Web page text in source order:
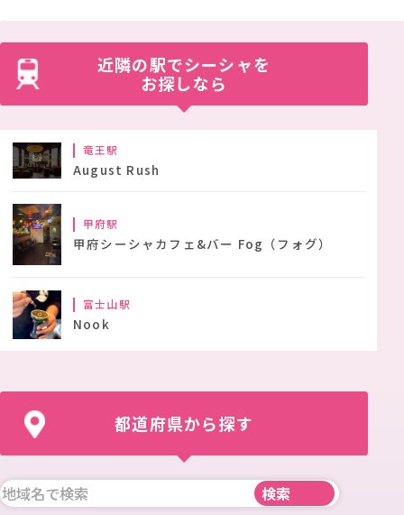
近隣の駅でシーシャを
お探しなら
竜王駅
August Rush
甲府駅
甲府シーシャカフェ&バー Fog（フォグ）
富士山駅
Nook
都道府県から探す